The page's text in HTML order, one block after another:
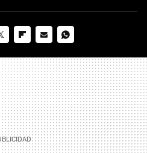
MAIL